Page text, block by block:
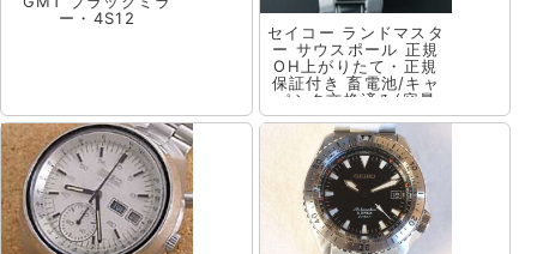
ー・4S12
セイコー ランドマスタ
ー サウスポール 正規
OH上がりたて・正規
保証付き 畜電池/キャ
パシタ交換済み(容量
10倍増) 大場満郎 800
個限定 傑作時計